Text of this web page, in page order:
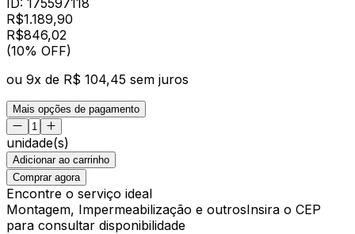
R$1.189,90
R$846,02
(10% OFF)
ou 9x de R$ 104,45 sem juros
Mais opções de pagamento
unidade(s)
Adicionar ao carrinho
Comprar agora
Encontre o serviço ideal
Montagem, Impermeabilização e outrosInsira o CEP
para consultar disponibilidade